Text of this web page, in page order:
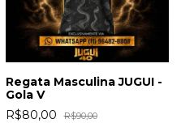
Regata Masculina JUGUI -
Gola V
R$80,00
R$90,00